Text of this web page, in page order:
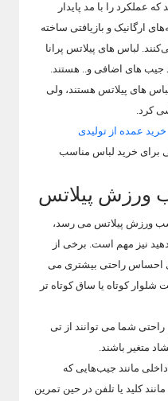
عملکرد را با مد پایدار
ارگانیک و بازیافتی ساخته
لباس های پیلاتس پرانا
جیب های اضافی و.. هستند.
لباس های پیلاتس هستند، ولی
کرد.
عمده از تولیدی
ورزش پیلاتس
ورزش پیلاتس می رسد،
نیز مهم است. برخی از
احساس راحتی بیشتری می
کوتاه یا ساق کوتاه تر
شما می توانند از تی
متغیر باشند.
مانند جیب‌هایی که
کلید یا تلفن در حین تمرین